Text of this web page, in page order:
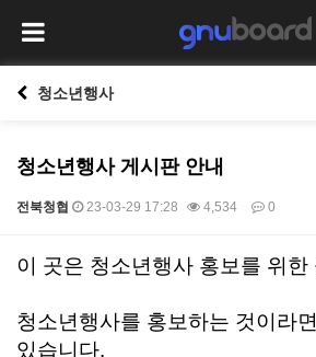
청소년행사
청소년행사 게시판 안내
전북청협 23-03-29 17:28 4,534 0
본문
이 곳은 청소년행사 홍보를 위한
청소년행사를 홍보하는 것이라
있습니다.